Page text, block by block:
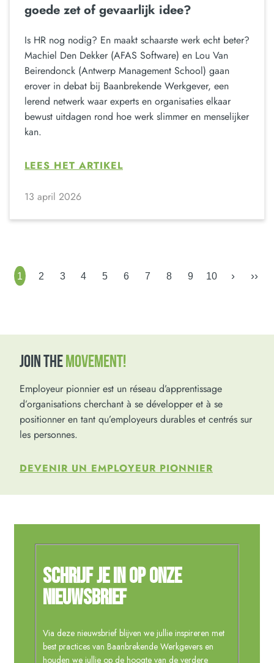
goede zet of gevaarlijk idee?
Is HR nog nodig? En maakt schaarste werk echt beter?
Machiel Den Dekker (AFAS Software) en Lou Van
Beirendonck (Antwerp Management School) gaan
erover in debat bij Baanbrekende Werkgever, een
lerend netwerk waar experts en organisaties elkaar
bewust uitdagen rond hoe werk slimmer en menselijker
kan.
LEES HET ARTIKEL
13 april 2026
1 2 3 4 5 6 7 8 9 10 › ››
JOIN THEMOVEMENT!
Employeur pionnier est un réseau d’apprentissage
d’organisations cherchant à se développer et à se
positionner en tant qu’employeurs durables et centrés sur
les personnes.
DEVENIR UN EMPLOYEUR PIONNIER